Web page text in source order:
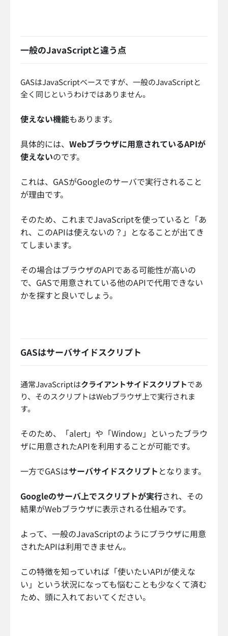
一般のJavaScriptと違う点
GASはJavaScriptベースですが、一般のJavaScriptと
全く同じというわけではありません。
使えない機能もあります。
具体的には、 Webブラウザに用意されているAPIが
使えないのです。
これは、GASがGoogleのサーバで実行されること
が理由です。
そのため、これまでJavaScriptを使っていると「あ
れ、このAPIは使えないの？」となることが出てき
てしまいます。
その場合はブラウザのAPIである可能性が高いの
で、GASで用意されている他のAPIで代用できない
かを探すと良いでしょう。
GASはサーバサイドスクリプト
通常JavaScriptはクライアントサイドスクリプトであ
り、そのスクリプトはWebブラウザ上で実行されま
す。
そのため、「alert」や「Window」といったブラウ
ザに用意されたAPIを利用することが可能です。
一方でGASはサーバサイドスクリプト となります。
Googleのサーバ上でスクリプトが実行され、その
結果がWebブラウザに表示される仕組みです。
よって、一般のJavaScriptのようにブラウザに用意
されたAPIは利用できません。
この特徴を知っていれば「使いたいAPIが使えな
い」という状況になっても悩むことも少なくて済む
ため、頭に入れておいてください。